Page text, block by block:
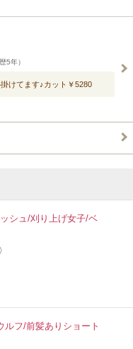
歴5年）
けてます♪カット￥5280
シュ/刈り上げ女子/ベ
ルフ/前髪ありショート